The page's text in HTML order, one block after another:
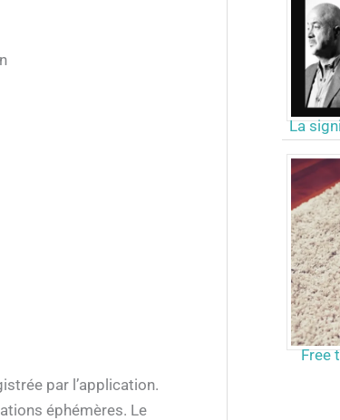
par l’application.
éphémères. Le